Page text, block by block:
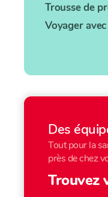
Trousse de
Voyager
Des
Tout pour la
près de chez
Trouvez